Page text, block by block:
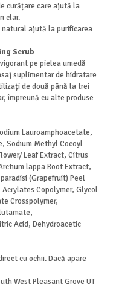
curățare care ajută la
clar.
natural ajută la purificarea
Scrub
pe pielea umedă
suplimentar de hidratare
de două până la trei
împreună cu alte produse
Lauroamphoacetate,
Sodium Methyl Cocoyl
Leaf Extract, Citrus
lappa Root Extract,
(Grapefruit) Peel
Copolymer, Glycol
Crosspolymer,
Acid, Dehydroacetic
cu ochii. Dacă apare
West Pleasant Grove UT